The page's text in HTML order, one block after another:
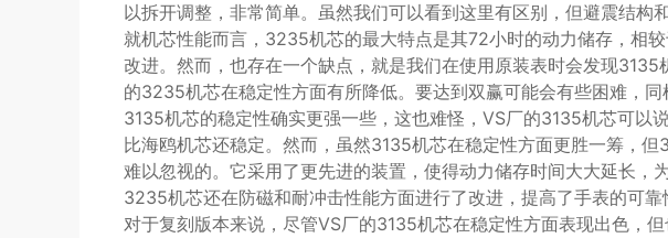
以拆开调整，非常简单。虽然我们可以看到这里有区别，但避震结构
就机芯性能而言，3235机芯的最大特点是其72小时的动力储存，相
改进。然而，也存在一个缺点，就是我们在使用原装表时会发现
的3235机芯在稳定性方面有所降低。要达到双赢可能会有些困难，
3135机芯的稳定性确实更强一些，这也难怪，VS厂的3135机芯可以
比海鸥机芯还稳定。然而，虽然3135机芯在稳定性方面更胜一筹，
难以忽视的。它采用了更先进的装置，使得动力储存时间大大延长，
3235机芯还在防磁和耐冲击性能方面进行了改进，提高了手表的可靠
对于复刻版本来说，尽管VS厂的3135机芯在稳定性方面表现出色，